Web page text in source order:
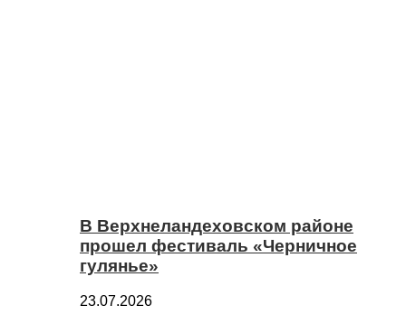
В Верхнеландеховском районе
прошел фестиваль «Черничное
гулянье»
23.07.2026